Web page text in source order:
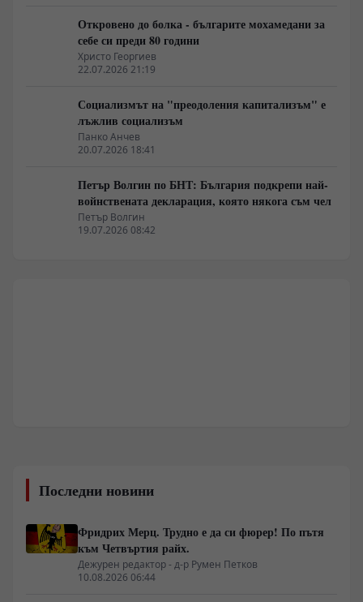
Откровено до болка - българите мохамедани за
себе си преди 80 години
Христо Георгиев
22.07.2026 21:19
Социализмът на "преодоления капитализъм" е
лъжлив социализъм
Панко Анчев
20.07.2026 18:41
Петър Волгин по БНТ: България подкрепи най-
войнствената декларация, която някога съм чел
Петър Волгин
19.07.2026 08:42
Последни новини
Фридрих Мерц. Трудно е да си фюрер! По пътя
към Четвъртия райх.
Дежурен редактор - д-р Румен Петков
10.08.2026 06:44